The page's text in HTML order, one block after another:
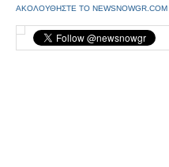
ΑΚΟΛΟΥΘΗΣΤΕ ΤΟ NEWSNOWGR.COM